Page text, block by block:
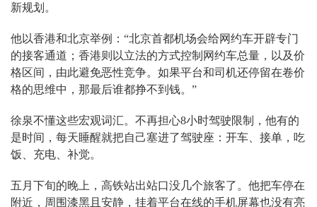
新规划。
他以香港和北京举例：“北京首都机场会给网约车开辟专门
的接客通道；香港则以立法的方式控制网约车总量，以及价
格区间，由此避免恶性竞争。如果平台和司机还停留在卷价
格的思维中，那最后谁都挣不到钱。”
徐泉不懂这些宏观词汇。不再担心8小时驾驶限制，他有的
是时间，每天睡醒就把自己塞进了驾驶座：开车、接单，吃
饭、充电、补觉。
五月下旬的晚上，高铁站出站口没几个旅客了。他把车停在
附近，周围漆黑且安静，挂着平台在线的手机屏幕也没有亮